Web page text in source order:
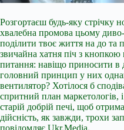
Розгортаєш будь-яку стрічку
хвалебна промова цьому
поділити твоє життя на до та
звичайна хатня піч з кнопкою
питання: навіщо приносити
головний принцип у них
вентилятор? Хотілося б
спритний план
старій добрій печі, щоб
дійсність, як завжди, трохи
повідомляє Ukr.Media.